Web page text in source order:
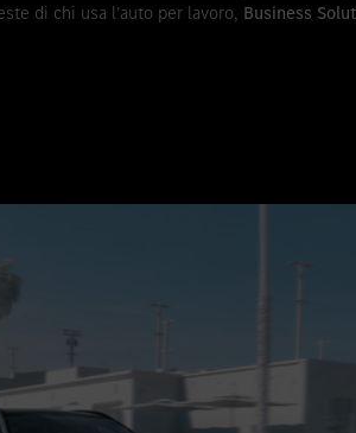
di chi usa l’auto per lavoro, Business